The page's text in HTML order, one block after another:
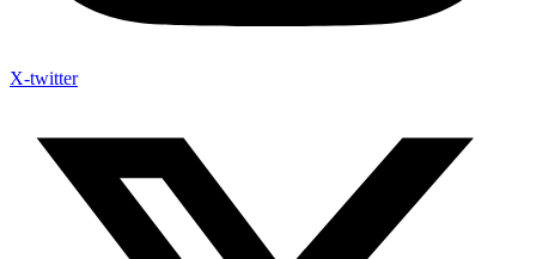
X-twitter